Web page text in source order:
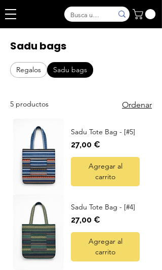
Sadu bags
Regalos Sadu bags
5 productos Ordenar
Sadu Tote Bag - [#5]
Precio
27,00 €
Agregar al
carrito
Sadu Tote Bag - [#4]
Precio
27,00 €
Agregar al
carrito